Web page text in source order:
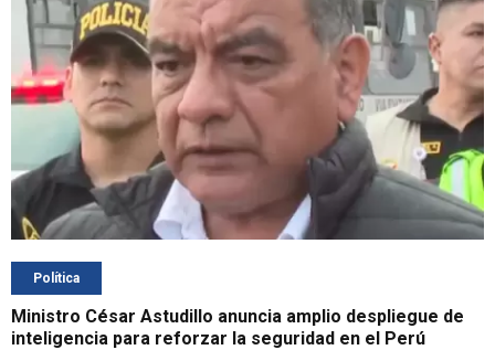
Política
Ministro César Astudillo anuncia amplio despliegue de
inteligencia para reforzar la seguridad en el Perú